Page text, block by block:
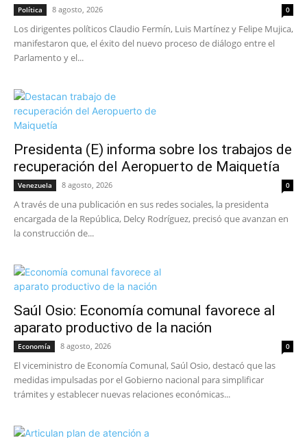
Política 8 agosto, 2026 0
Los dirigentes políticos Claudio Fermín, Luis Martínez y Felipe Mujica,
manifestaron que, el éxito del nuevo proceso de diálogo entre el
Parlamento y el...
Presidenta (E) informa sobre los trabajos de
recuperación del Aeropuerto de Maiquetía
Venezuela 8 agosto, 2026 0
A través de una publicación en sus redes sociales, la presidenta
encargada de la República, Delcy Rodríguez, precisó que avanzan en
la construcción de...
Saúl Osio: Economía comunal favorece al
aparato productivo de la nación
Economía 8 agosto, 2026 0
El viceministro de Economía Comunal, Saúl Osio, destacó que las
medidas impulsadas por el Gobierno nacional para simplificar
trámites y establecer nuevas relaciones económicas...